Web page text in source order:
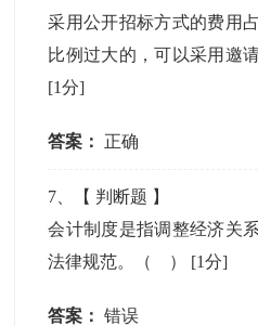
采用公开招标方式的费用
比例过大的，可以采用邀
[1分]
答案： 正确
7 、【 判断题 】
会计制度是指调整经济关
法律规范。（ ） [1分]
答案： 错误